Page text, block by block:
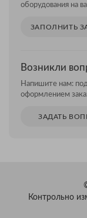
оборудования на
ЗАПОЛНИТЬ
Возникли
Напишите нам:
оформлением
ЗАДАТЬ
Контрольно